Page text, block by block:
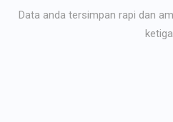
Data anda tersimpan rapi dan